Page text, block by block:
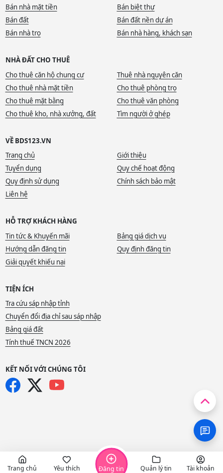
Bán nhà mặt tiền
Bán biệt thự
Bán đất
Bán đất nền dự án
Bán nhà trọ
Bán nhà hàng, khách sạn
NHÀ ĐẤT CHO THUÊ
Cho thuê căn hộ chung cư
Thuê nhà nguyên căn
Cho thuê nhà mặt tiền
Cho thuê phòng trọ
Cho thuê mặt bằng
Cho thuê văn phòng
Cho thuê kho, nhà xưởng, đất
Tìm người ở ghép
VỀ BDS123.VN
Trang chủ
Giới thiệu
Tuyển dụng
Quy chế hoạt động
Quy định sử dụng
Chính sách bảo mật
Liên hệ
HỖ TRỢ KHÁCH HÀNG
Tin tức & Khuyến mãi
Bảng giá dịch vụ
Hướng dẫn đăng tin
Quy định đăng tin
Giải quyết khiếu nại
TIỆN ÍCH
Tra cứu sáp nhập tỉnh
Chuyển đổi địa chỉ sau sáp nhập
Bảng giá đất
Tính thuế TNCN 2026
KẾT NỐI VỚI CHÚNG TÔI
Trang chủ Yêu thích Đăng tin Quản lý tin Tài khoản